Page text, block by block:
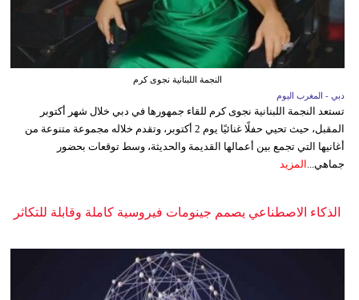
النجمة اللبنانية نجوى كرم
دبي - المغرب اليوم
تستعد النجمة اللبنانية نجوى كرم للقاء جمهورها في دبي خلال شهر أكتوبر
المقبل، حيث تحيي حفلًا غنائيًا يوم 2 أكتوبر، وتقدم خلاله مجموعة متنوعة من
أغانيها التي تجمع بين أعمالها القديمة والحديثة، وسط توقعات بحضور
جماهي... المزيد
الذكاء الاصطناعي يصمم جينومات فيروسية كاملة وقابلة للتكاثر